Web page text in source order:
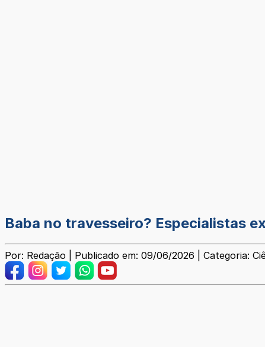
Baba no travesseiro? Especialistas
Por: Redação | Publicado em: 09/06/2026 | Categoria: